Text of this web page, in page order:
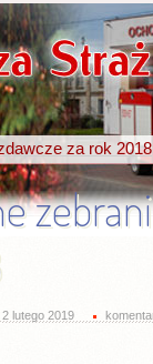
za rok 2018
2 lutego 2019